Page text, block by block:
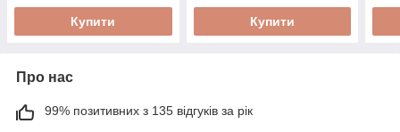
Купити Купити
Про нас
99% позитивних з 135 відгуків за рік